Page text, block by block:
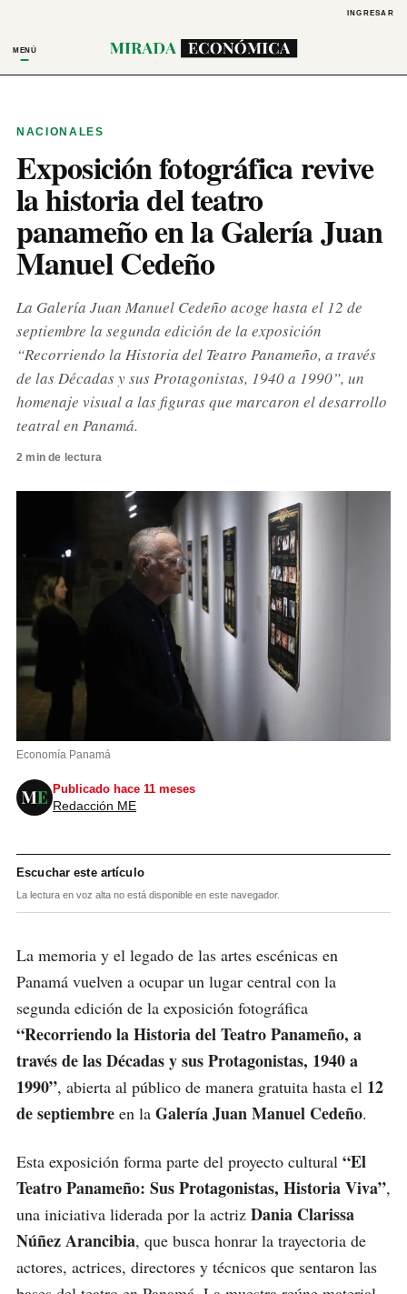
INGRESAR
MENÚ
NACIONALES
Exposición fotográfica revive
la historia del teatro
panameño en la Galería Juan
Manuel Cedeño
La Galería Juan Manuel Cedeño acoge hasta el 12 de
septiembre la segunda edición de la exposición
“Recorriendo la Historia del Teatro Panameño, a través
de las Décadas y sus Protagonistas, 1940 a 1990”, un
homenaje visual a las figuras que marcaron el desarrollo
teatral en Panamá.
2 min de lectura
Economía Panamá
Publicado hace 11 meses
Redacción ME
Escuchar este artículo
La lectura en voz alta no está disponible en este navegador.
La memoria y el legado de las artes escénicas en
Panamá vuelven a ocupar un lugar central con la
segunda edición de la exposición fotográfica
“Recorriendo la Historia del Teatro Panameño, a
través de las Décadas y sus Protagonistas, 1940 a
1990”, abierta al público de manera gratuita hasta el 12
de septiembre en la Galería Juan Manuel Cedeño.
Esta exposición forma parte del proyecto cultural “El
Teatro Panameño: Sus Protagonistas, Historia Viva”,
una iniciativa liderada por la actriz Dania Clarissa
Núñez Arancibia, que busca honrar la trayectoria de
actores, actrices, directores y técnicos que sentaron las